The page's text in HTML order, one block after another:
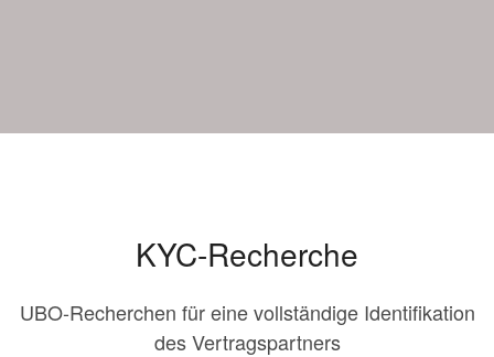
KYC-Recherche
UBO-Recherchen für eine vollständige Identifikation
des Vertragspartners